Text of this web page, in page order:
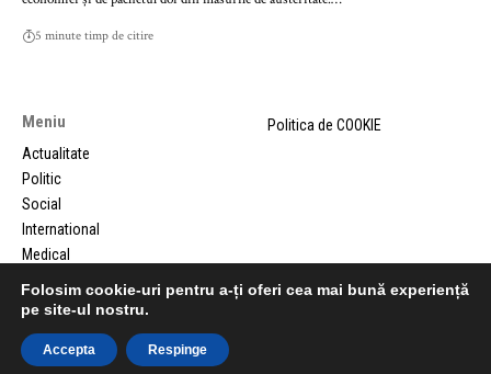
5 minute timp de citire
Meniu
Actualitate
Politic
Social
International
Medical
Politica de COOKIE
©RepereRomanesti.ro 2025
Folosim cookie-uri pentru a-ți oferi cea mai bună experiență
pe site-ul nostru.
Accepta Respinge